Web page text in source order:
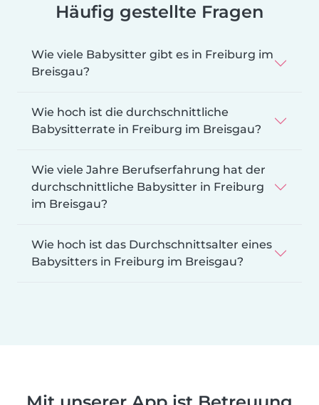
Häufig gestellte Fragen
Wie viele Babysitter gibt es in Freiburg im
Breisgau?
Wie hoch ist die durchschnittliche
Babysitterrate in Freiburg im Breisgau?
Wie viele Jahre Berufserfahrung hat der
durchschnittliche Babysitter in Freiburg
im Breisgau?
Wie hoch ist das Durchschnittsalter eines
Babysitters in Freiburg im Breisgau?